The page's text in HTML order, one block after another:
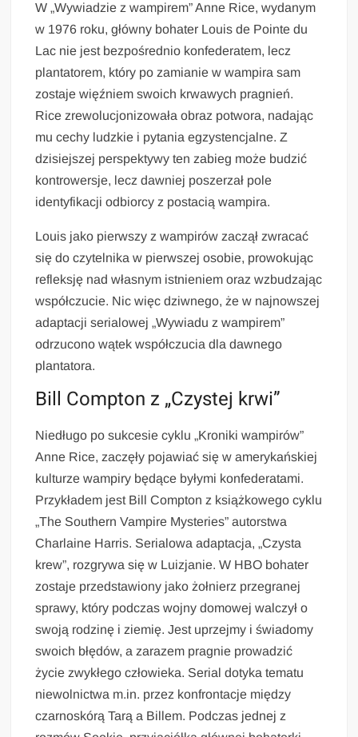
W „Wywiadzie z wampirem” Anne Rice, wydanym
w 1976 roku, główny bohater Louis de Pointe du
Lac nie jest bezpośrednio konfederatem, lecz
plantatorem, który po zamianie w wampira sam
zostaje więźniem swoich krwawych pragnień.
Rice zrewolucjonizowała obraz potwora, nadając
mu cechy ludzkie i pytania egzystencjalne. Z
dzisiejszej perspektywy ten zabieg może budzić
kontrowersje, lecz dawniej poszerzał pole
identyfikacji odbiorcy z postacią wampira.
Louis jako pierwszy z wampirów zaczął zwracać
się do czytelnika w pierwszej osobie, prowokując
refleksję nad własnym istnieniem oraz wzbudzając
współczucie. Nic więc dziwnego, że w najnowszej
adaptacji serialowej „Wywiadu z wampirem”
odrzucono wątek współczucia dla dawnego
plantatora.
Bill Compton z „Czystej krwi”
Niedługo po sukcesie cyklu „Kroniki wampirów”
Anne Rice, zaczęły pojawiać się w amerykańskiej
kulturze wampiry będące byłymi konfederatami.
Przykładem jest Bill Compton z książkowego cyklu
„The Southern Vampire Mysteries” autorstwa
Charlaine Harris. Serialowa adaptacja, „Czysta
krew”, rozgrywa się w Luizjanie. W HBO bohater
zostaje przedstawiony jako żołnierz przegranej
sprawy, który podczas wojny domowej walczył o
swoją rodzinę i ziemię. Jest uprzejmy i świadomy
swoich błędów, a zarazem pragnie prowadzić
życie zwykłego człowieka. Serial dotyka tematu
niewolnictwa m.in. przez konfrontacje między
czarnoskórą Tarą a Billem. Podczas jednej z